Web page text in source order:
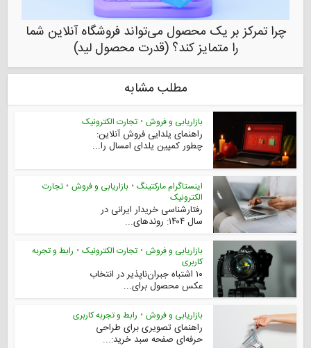
چرا تمرکز بر یک محصول می‌تواند فروشگاه آنلاین شما
را متمایز کند؟ (قدرت محصول لید)
مطلب مشابه
بازاریابی و فروش • تجارت الکترونیک
راهنمای یلدایی فروش آنلاین:
چطور کمپین یلدای امسال را...
اینستاگرام مارکتینگ • بازاریابی و فروش • تجارت
الکترونیک
رفتارشناسی خریدار ایرانی در
سال ۱۴۰۴: روندهای...
بازاریابی و فروش • تجارت الکترونیک • رابط و تجربه
کاربری
۱۰ اشتباه جبران‌ناپذیر در انتخاب
عکس محصول برای...
بازاریابی و فروش • رابط و تجربه کاربری
راهنمای تصویری برای طراحی
حرفه‌ای صفحه سبد خرید:...